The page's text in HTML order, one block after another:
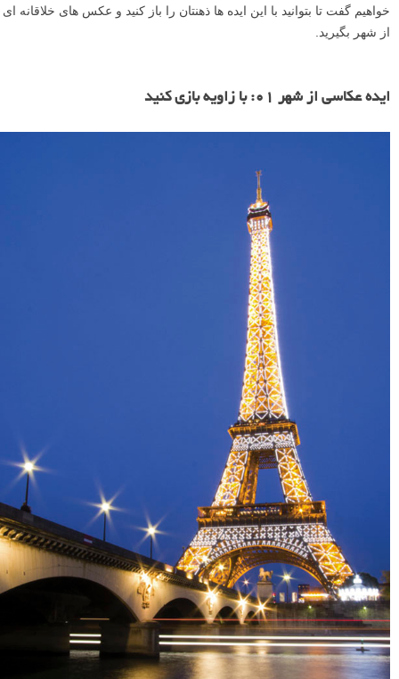
خواهیم گفت تا بتوانید با این ایده ها ذهنتان را باز کنید و عکس های خلاقانه ای
از شهر بگیرید.
ایده عکاسی از شهر ۰۱: با زاویه بازی کنید